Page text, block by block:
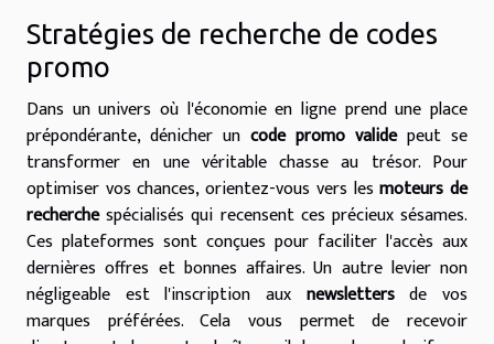
Stratégies de recherche de codes
promo
Dans un univers où l'économie en ligne prend une place
prépondérante, dénicher un code promo validepeut se
transformer en une véritable chasse au trésor. Pour
optimiser vos chances, orientez-vous vers lesmoteurs de
recherchespécialisés qui recensent ces précieux sésames.
Ces plateformes sont conçues pour faciliter l'accès aux
dernières offres et bonnes affaires. Un autre levier non
négligeable est l'inscription aux newslettersde vos
marques préférées. Cela vous permet de recevoir